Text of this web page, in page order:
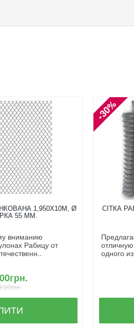
1,950X10М, Ø
55 ММ.
вниманию
Рабицу от
-30%
СІТКА
одного